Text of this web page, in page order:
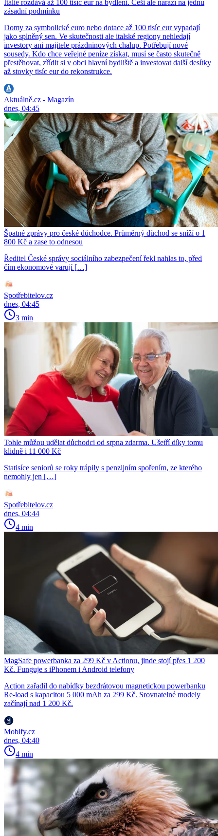
Itálie rozdává až 100 tisíc eur na bydlení. Češi ale narazí na jednu
zásadní podmínku
Domy za symbolické euro nebo dotace až 100 tisíc eur vypadají
jako splněný sen. Ve skutečnosti ale italské regiony nehledají
investory ani majitele prázdninových chalup. Potřebují nové
sousedy. Kdo chce veřejné peníze získat, musí se často skutečně
přestěhovat, zřídit si v obci hlavní bydliště a investovat další desítky
až stovky tisíc eur do rekonstrukce.
Aktuálně.cz - Magazín
dnes, 04:45
Špatné zprávy pro české důchodce. Průměrný důchod se sníží o 1
800 Kč a zase to odnesou
Ředitel České správy sociálního zabezpečení řekl nahlas to, před
čím ekonomové varují […]
Spotřebitelov.cz
dnes, 04:45
3 min
Tohle můžou udělat důchodci od srpna zdarma. Ušetří díky tomu
klidně i 11 000 Kč
Statisíce seniorů se roky trápily s penzijním spořením, ze kterého
nemohly jen […]
Spotřebitelov.cz
dnes, 04:44
4 min
MagSafe powerbanka za 299 Kč v Actionu, jinde stojí přes 1 200
Kč. Funguje s iPhonem i Android telefony
Action zařadil do nabídky bezdrátovou magnetickou powerbanku
Re-load s kapacitou 5 000 mAh za 299 Kč. Srovnatelné modely
začínají nad 1 200 Kč.
Mobify.cz
dnes, 04:40
4 min